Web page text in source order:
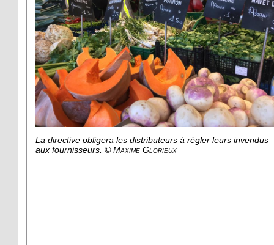
La directive obligera les distributeurs à régler leurs invendus
aux fournisseurs. © Maxime Glorieux